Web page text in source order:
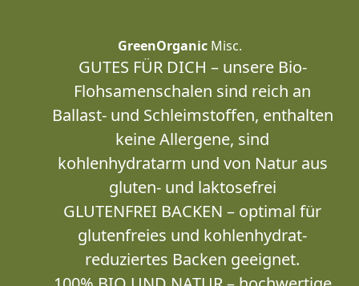
GreenOrganicMisc.
GUTES FÜR DICH – unsere Bio-
Flohsamenschalen sind reich an
Ballast- und Schleimstoffen, enthalten
keine Allergene, sind
kohlenhydratarm und von Natur aus
gluten- und laktosefrei
GLUTENFREI BACKEN – optimal für
glutenfreies und kohlenhydrat-
reduziertes Backen geeignet.